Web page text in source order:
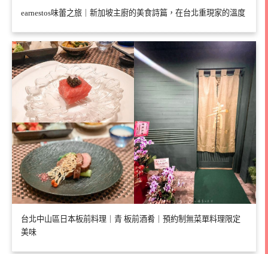
earnestos味蕾之旅｜新加坡主廚的美食詩篇，在台北重現家的溫度
台北中山區日本板前料理｜青 板前酒肴｜預約制無菜單料理限定
美味